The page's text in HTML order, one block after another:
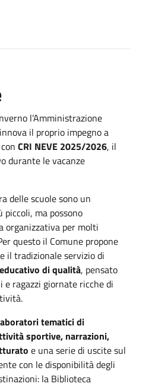
l’Amministrazione
il proprio impegno a
CRI NEVE 2025/2026, il
durante le vacanze
delle scuole sono un
ma possono
organizzativa per molti
questo il Comune propone
il tradizionale servizio di
di qualità, pensato
e ragazzi giornate ricche di
tematici di
sportive, narrazioni,
e una serie di uscite sul
con le disponibilità degli
la Biblioteca